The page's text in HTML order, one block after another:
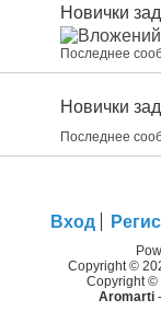
Новички
Последнее
Новички
Последнее
Вход
Copyright ©
Copyright ©
Aromarti-